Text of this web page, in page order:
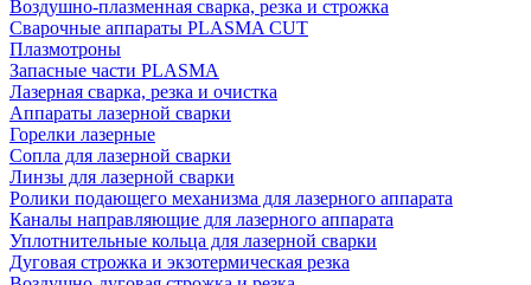
Воздушно-плазменная сварка, резка и строжка
Сварочные аппараты PLASMA CUT
Плазмотроны
Запасные части PLASMA
Лазерная сварка, резка и очистка
Аппараты лазерной сварки
Горелки лазерные
Сопла для лазерной сварки
Линзы для лазерной сварки
Ролики подающего механизма для лазерного аппарата
Каналы направляющие для лазерного аппарата
Уплотнительные кольца для лазерной сварки
Дуговая строжка и экзотермическая резка